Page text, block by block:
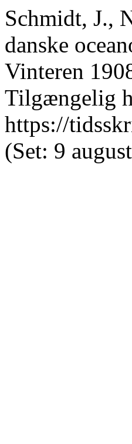
Schmidt, J.,
danske
Vinteren
Tilgængelig
https://
(Set: 9